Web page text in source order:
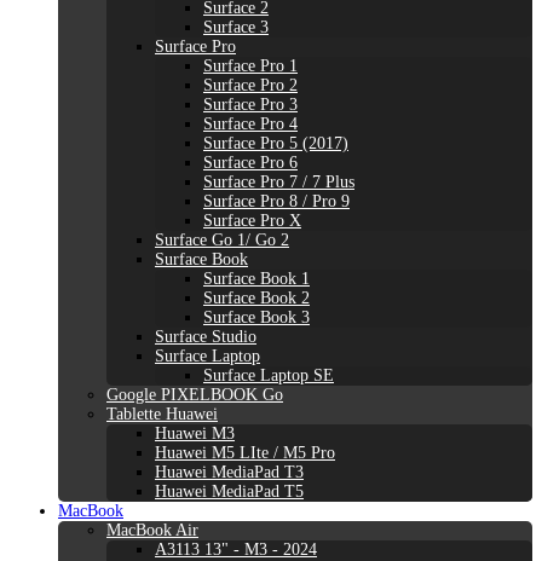
Surface 2
Surface 3
Surface Pro
Surface Pro 1
Surface Pro 2
Surface Pro 3
Surface Pro 4
Surface Pro 5 (2017)
Surface Pro 6
Surface Pro 7 / 7 Plus
Surface Pro 8 / Pro 9
Surface Pro X
Surface Go 1/ Go 2
Surface Book
Surface Book 1
Surface Book 2
Surface Book 3
Surface Studio
Surface Laptop
Surface Laptop SE
Google PIXELBOOK Go
Tablette Huawei
Huawei M3
Huawei M5 LIte / M5 Pro
Huawei MediaPad T3
Huawei MediaPad T5
MacBook
MacBook Air
A3113 13" - M3 - 2024